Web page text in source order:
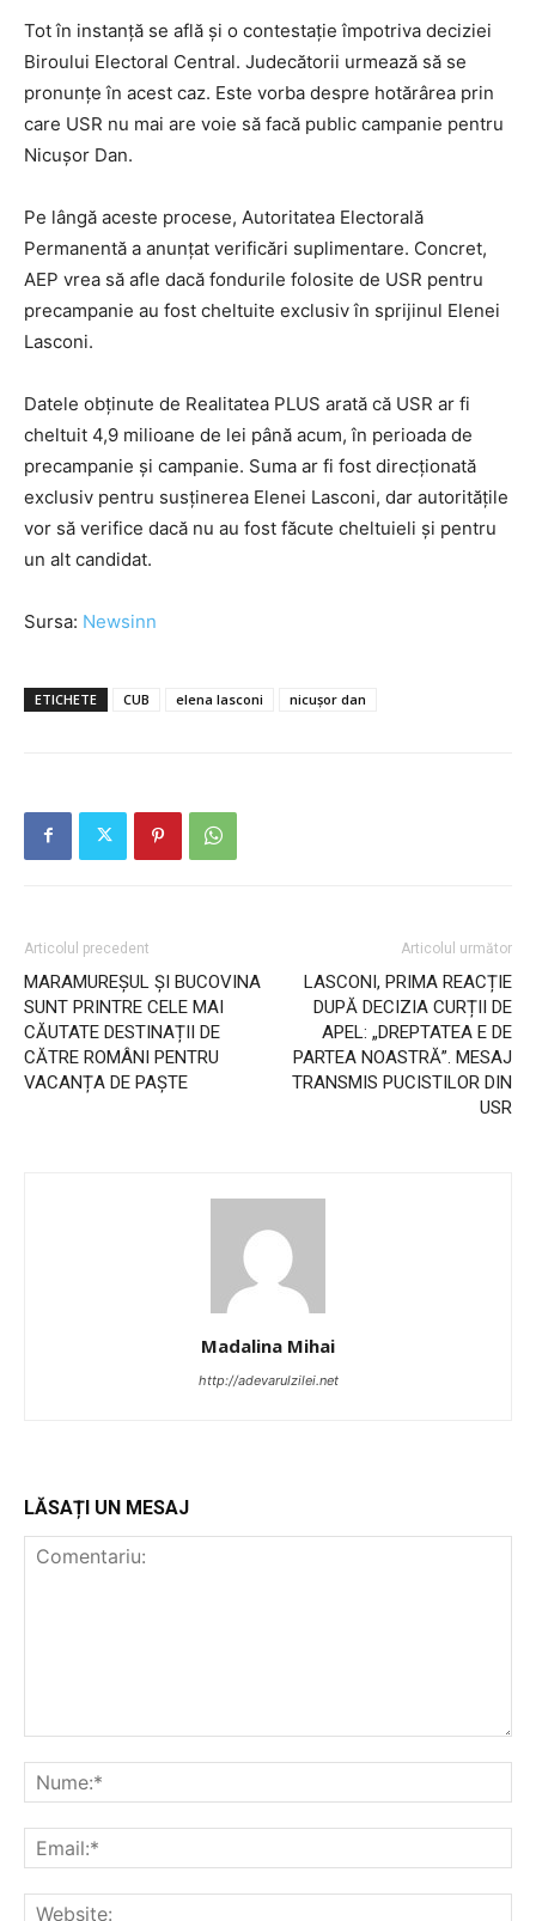
Tot în instanță se află și o contestație împotriva deciziei
Biroului Electoral Central. Judecătorii urmează să se
pronunțe în acest caz. Este vorba despre hotărârea prin
care USR nu mai are voie să facă public campanie pentru
Nicușor Dan.
Pe lângă aceste procese, Autoritatea Electorală
Permanentă a anunțat verificări suplimentare. Concret,
AEP vrea să afle dacă fondurile folosite de USR pentru
precampanie au fost cheltuite exclusiv în sprijinul Elenei
Lasconi.
Datele obținute de Realitatea PLUS arată că USR ar fi
cheltuit 4,9 milioane de lei până acum, în perioada de
precampanie și campanie. Suma ar fi fost direcționată
exclusiv pentru susținerea Elenei Lasconi, dar autoritățile
vor să verifice dacă nu au fost făcute cheltuieli și pentru
un alt candidat.
Sursa: Newsinn
ETICHETE CUB elena lasconi nicușor dan
Articolul precedent
MARAMUREȘUL ȘI BUCOVINA
SUNT PRINTRE CELE MAI
CĂUTATE DESTINAȚII DE
CĂTRE ROMÂNI PENTRU
VACANȚA DE PAȘTE
Articolul următor
LASCONI, PRIMA REACȚIE
DUPĂ DECIZIA CURȚII DE
APEL: „DREPTATEA E DE
PARTEA NOASTRĂ”. MESAJ
TRANSMIS PUCISTILOR DIN
USR
Madalina Mihai
http://adevarulzilei.net
LĂSAȚI UN MESAJ